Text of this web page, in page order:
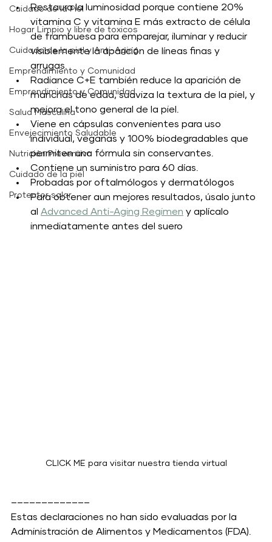
Cuidado de la Piel
Hogar Limpio y libre de toxicos
Cuidado de la piel y Anti-Aging
Emprendimiento y Comunidad
Emprendimiento y Comunidad
Salud Masculina
Envejecimiento Saludable
Nutrición Preventiva
Cuidado de la piel
Protector solar
Restaura la luminosidad porque contiene 20%
vitamina C y vitamina E más extracto de célula
de frambuesa para emparejar, iluminar y reducir
visiblemente la aparición de líneas finas y
arrugas.
Radiance C+E también reduce la aparición de
manchas de edad, suaviza la textura de la piel, y
mejora el tono general de la piel.
Viene en cápsulas convenientes para uso
individual, veganas y 100% biodegradables que
permiten una fórmula sin conservantes.
Contiene un suministro para 60 días.
Probadas por oftalmólogos y dermatólogos
Para obtener aun mejores resultados, úsalo junto
al Advanced Anti-Aging Regimen y aplícalo
inmediatamente antes del suero
CLICK ME para visitar nuestra tienda virtual
–––––––––––––
Estas declaraciones no han sido evaluadas por la
Administración de Alimentos y Medicamentos (FDA).